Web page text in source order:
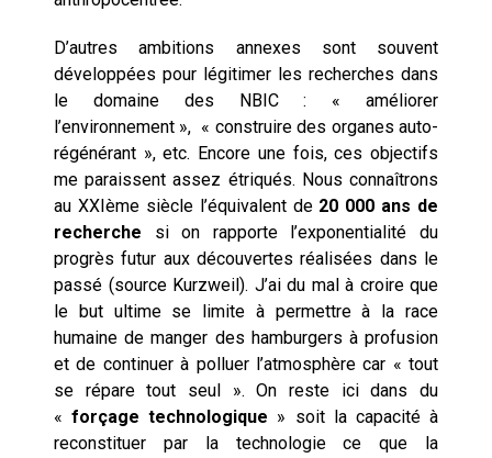
D’autres ambitions annexes sont souvent
développées pour légitimer les recherches dans
le domaine des NBIC : « améliorer
l’environnement », « construire des organes auto-
régénérant », etc. Encore une fois, ces objectifs
me paraissent assez étriqués. Nous connaîtrons
au XXIème siècle l’équivalent de 20 000 ans de
recherche si on rapporte l’exponentialité du
progrès futur aux découvertes réalisées dans le
passé (source Kurzweil). J’ai du mal à croire que
le but ultime se limite à permettre à la race
humaine de manger des hamburgers à profusion
et de continuer à polluer l’atmosphère car « tout
se répare tout seul ». On reste ici dans du
«forçage technologique » soit la capacité à
reconstituer par la technologie ce que la